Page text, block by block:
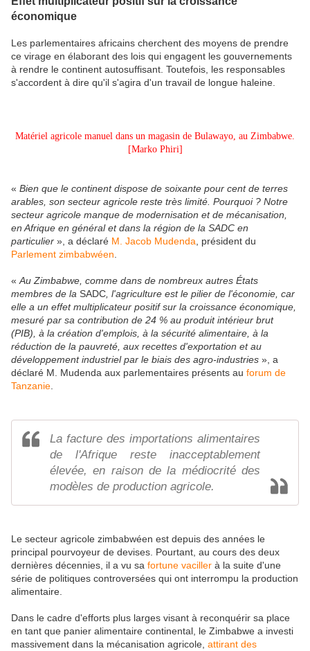
économique
Les parlementaires africains cherchent des moyens de prendre
ce virage en élaborant des lois qui engagent les gouvernements
à rendre le continent autosuffisant. Toutefois, les responsables
s'accordent à dire qu'il s'agira d'un travail de longue haleine.
Matériel agricole manuel dans un magasin de Bulawayo, au Zimbabwe.
[Marko Phiri]
« Bien que le continent dispose de soixante pour cent de terres
arables, son secteur agricole reste très limité. Pourquoi ? Notre
secteur agricole manque de modernisation et de mécanisation,
en Afrique en général et dans la région de la SADC en
particulier », a déclaré M. Jacob Mudenda , président du
Parlement zimbabwéen
« Au Zimbabwe, comme dans de nombreux autres États
membres de la SADC , l'agriculture est le pilier de l'économie, car
elle a un effet multiplicateur positif sur la croissance économique,
mesuré par sa contribution de 24 % au produit intérieur brut
(PIB), à la création d'emplois, à la sécurité alimentaire, à la
réduction de la pauvreté, aux recettes d'exportation et au
développement industriel par le biais des agro-industries », a
déclaré M. Mudenda aux parlementaires présents au forum de
Tanzanie
La facture des importations alimentaires
de l'Afrique reste inacceptablement
élevée, en raison de la médiocrité des
modèles de production agricole.
Le secteur agricole zimbabwéen est depuis des années le
principal pourvoyeur de devises. Pourtant, au cours des deux
dernières décennies, il a vu sa fortune vaciller à la suite d'une
série de politiques controversées qui ont interrompu la production
alimentaire.
Dans le cadre d'efforts plus larges visant à reconquérir sa place
en tant que panier alimentaire continental, le Zimbabwe a investi
massivement dans la mécanisation agricole, attirant des